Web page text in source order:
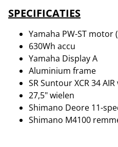
SPECIFICATIES
Yamaha PW-ST motor
630Wh accu
Yamaha Display A
Aluminium frame
SR Suntour XCR 34
27,5" wielen
Shimano Deore 11-
Shimano M4100